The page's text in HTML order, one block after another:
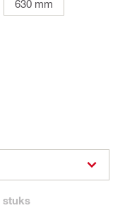
630 mm
stuks